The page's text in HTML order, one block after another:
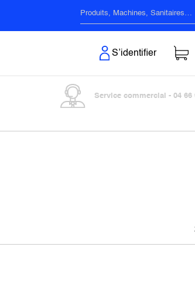
S’identifier
Service commercial - 04 66